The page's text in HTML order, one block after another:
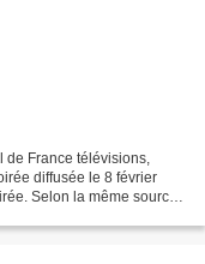
de France télévisions,
diffusée le 8 février
Selon la même source,